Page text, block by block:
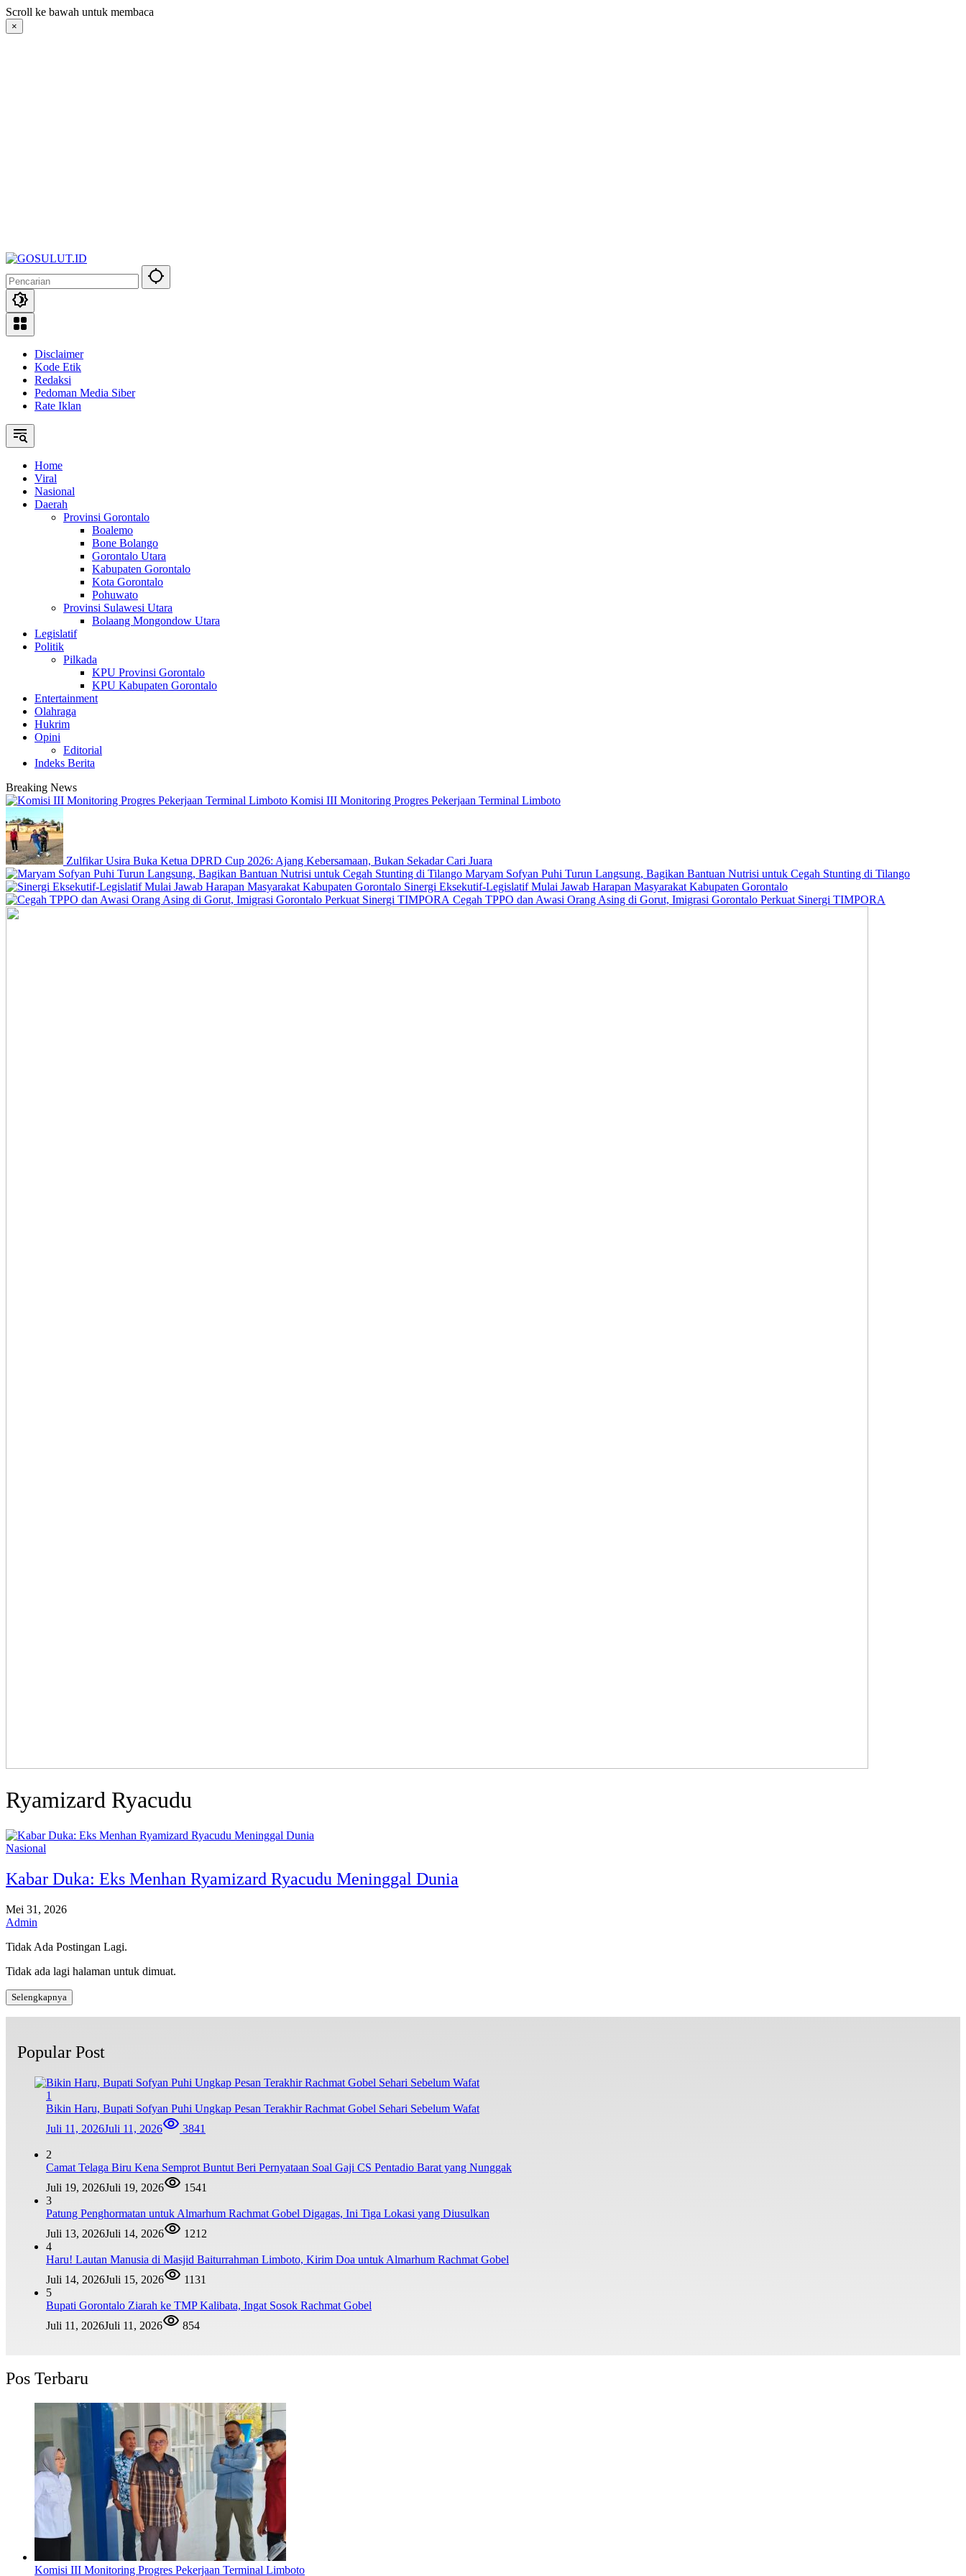
Langsung
ke
konten
Scroll ke bawah untuk membaca
×
Disclaimer
Kode Etik
Redaksi
Pedoman Media Siber
Rate Iklan
Home
Viral
Nasional
Daerah
Provinsi Gorontalo
Boalemo
Bone Bolango
Gorontalo Utara
Kabupaten Gorontalo
Kota Gorontalo
Pohuwato
Provinsi Sulawesi Utara
Bolaang Mongondow Utara
Legislatif
Politik
Pilkada
KPU Provinsi Gorontalo
KPU Kabupaten Gorontalo
Entertainment
Olahraga
Hukrim
Opini
Editorial
Indeks Berita
Breaking News
Komisi III Monitoring Progres Pekerjaan Terminal Limboto
Zulfikar Usira Buka Ketua DPRD Cup 2026: Ajang Kebersamaan, Bukan Sekadar Cari Juara
Maryam Sofyan Puhi Turun Langsung, Bagikan Bantuan Nutrisi untuk Cegah Stunting di Tilango
Sinergi Eksekutif-Legislatif Mulai Jawab Harapan Masyarakat Kabupaten Gorontalo
Cegah TPPO dan Awasi Orang Asing di Gorut, Imigrasi Gorontalo Perkuat Sinergi TIMPORA
Ryamizard Ryacudu
Nasional
Kabar Duka: Eks Menhan Ryamizard Ryacudu Meninggal Dunia
Mei 31, 2026
Admin
Tidak Ada Postingan Lagi.
Tidak ada lagi halaman untuk dimuat.
Selengkapnya
Popular Post
1
Bikin Haru, Bupati Sofyan Puhi Ungkap Pesan Terakhir Rachmat Gobel Sehari Sebelum Wafat
Juli 11, 2026Juli 11, 2026 3841
2
Camat Telaga Biru Kena Semprot Buntut Beri Pernyataan Soal Gaji CS Pentadio Barat yang Nunggak
Juli 19, 2026Juli 19, 2026
1541
3
Patung Penghormatan untuk Almarhum Rachmat Gobel Digagas, Ini Tiga Lokasi yang Diusulkan
Juli 13, 2026Juli 14, 2026
1212
4
Haru! Lautan Manusia di Masjid Baiturrahman Limboto, Kirim Doa untuk Almarhum Rachmat Gobel
Juli 14, 2026Juli 15, 2026
1131
5
Bupati Gorontalo Ziarah ke TMP Kalibata, Ingat Sosok Rachmat Gobel
Juli 11, 2026Juli 11, 2026 854
Pos Terbaru
Komisi III Monitoring Progres Pekerjaan Terminal Limboto